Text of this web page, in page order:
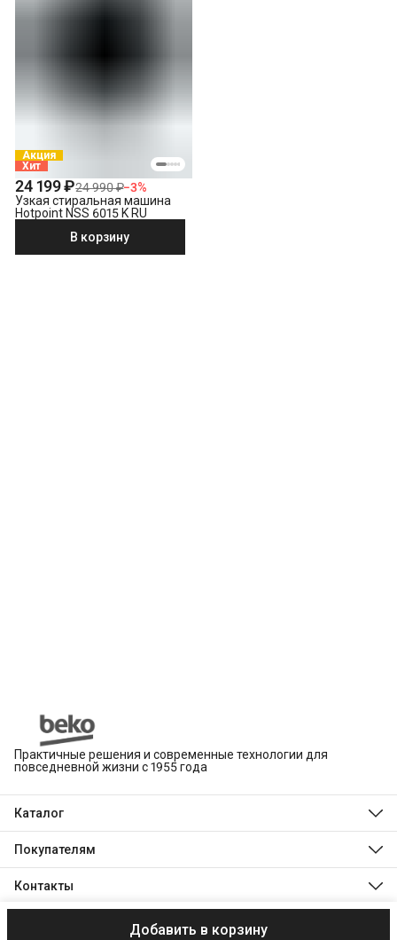
Добавить в корзину
Акция
Хит
24 199 ₽24 990 ₽−3%
Узкая стиральная машина
Hotpoint NSS 6015 K RU
В корзину
Практичные решения и современные технологии для
повседневной жизни с 1955 года
Каталог
Hotpoint
Стиральные и сушильные машины
Духовые шкафы
Покупателям
Оплата
Обмен, возврат и ремонт
Контакты
Телефон
© 2003–2026 ООО «ХОЛОДИЛЬНИК.РУ»Реквизиты